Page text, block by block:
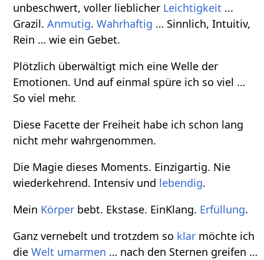
unbeschwert, voller lieblicher Leichtigkeit ...
Grazil.Anmutig.Wahrhaftig … Sinnlich, Intuitiv,
Rein … wie ein Gebet.
Plötzlich überwältigt mich eine Welle der
Emotionen. Und auf einmal spüre ich so viel …
So viel mehr.
Diese Facette der Freiheit habe ich schon lang
nicht mehr wahrgenommen.
Die Magie dieses Moments. Einzigartig. Nie
wiederkehrend. Intensiv und lebendig.
Mein Körper bebt. Ekstase. EinKlang. Erfüllung.
Ganz vernebelt und trotzdem so klar möchte ich
dieWelt umarmen … nach den Sternen greifen …